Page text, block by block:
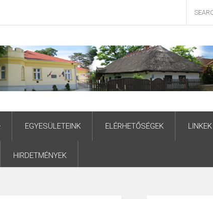
EGYESÜLETEINK ELÉRHETŐSÉGEK LINKEK
HIRDETMÉNYEK